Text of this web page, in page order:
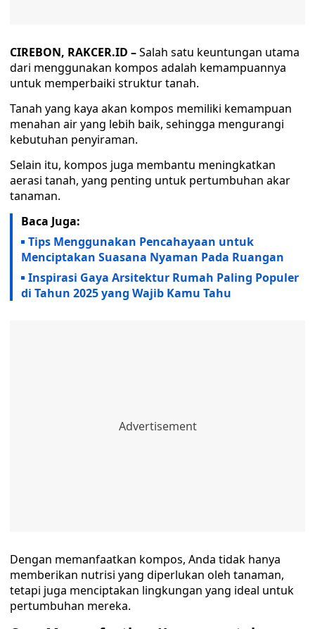
CIREBON, RAKCER.ID –Salah satu keuntungan utama
dari menggunakan kompos adalah kemampuannya
untuk memperbaiki struktur tanah.
Tanah yang kaya akan kompos memiliki kemampuan
menahan air yang lebih baik, sehingga mengurangi
kebutuhan penyiraman.
Selain itu, kompos juga membantu meningkatkan
aerasi tanah, yang penting untuk pertumbuhan akar
tanaman.
Baca Juga:
Tips Menggunakan Pencahayaan untuk
Menciptakan Suasana Nyaman Pada Ruangan
Inspirasi Gaya Arsitektur Rumah Paling Populer
di Tahun 2025 yang Wajib Kamu Tahu
Dengan memanfaatkan kompos, Anda tidak hanya
memberikan nutrisi yang diperlukan oleh tanaman,
tetapi juga menciptakan lingkungan yang ideal untuk
pertumbuhan mereka.